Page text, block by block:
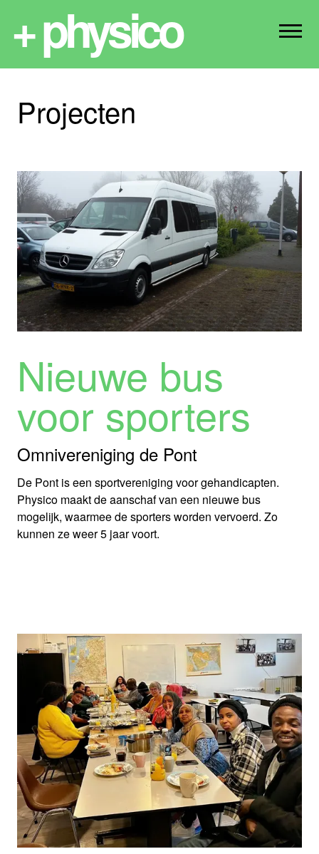
+ physico
Projecten
Nieuwe bus
voor sporters
Omnivereniging de Pont
De Pont is een sportvereniging voor gehandicapten.
Physico maakt de aanschaf van een nieuwe bus
mogelijk, waarmee de sporters worden vervoerd. Zo
kunnen ze weer 5 jaar voort.